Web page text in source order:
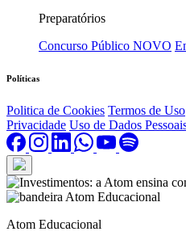
Preparatórios
Concurso Público NOVO
Políticas
Politica de Cookies Termos de Uso
Privacidade Uso de Dados
Atom Educacional